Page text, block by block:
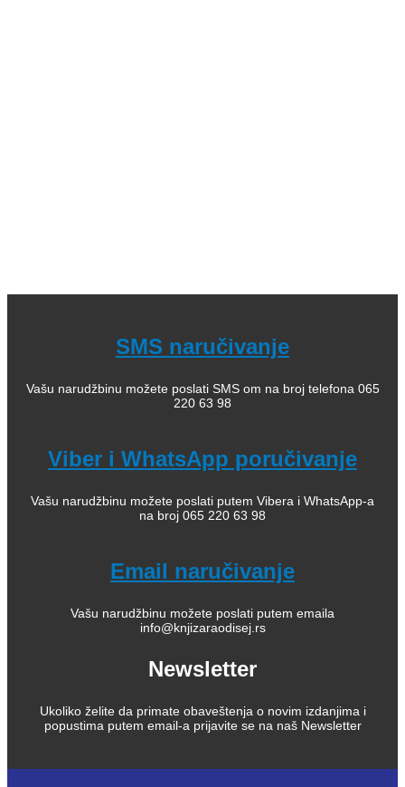
SMS naručivanje
Vašu narudžbinu možete poslati SMS om na broj telefona 065
220 63 98
Viber i WhatsApp poručivanje
Vašu narudžbinu možete poslati putem Vibera i WhatsApp-a
na broj 065 220 63 98
Email naručivanje
Vašu narudžbinu možete poslati putem emaila
info@knjizaraodisej.rs
Newsletter
Ukoliko želite da primate obaveštenja o novim izdanjima i
popustima putem email-a prijavite se na naš Newsletter